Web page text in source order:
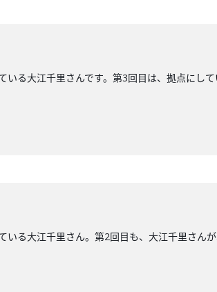
る大江千里さんです。第3回目は、拠点にし
る大江千里さん。第2回目も、大江千里さん